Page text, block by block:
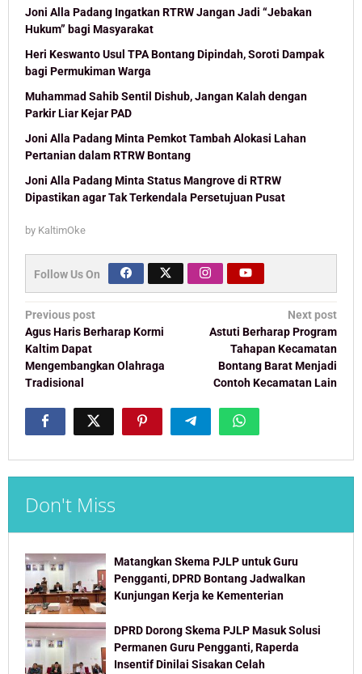
Joni Alla Padang Ingatkan RTRW Jangan Jadi “Jebakan
Hukum” bagi Masyarakat
Heri Keswanto Usul TPA Bontang Dipindah, Soroti Dampak
bagi Permukiman Warga
Muhammad Sahib Sentil Dishub, Jangan Kalah dengan
Parkir Liar Kejar PAD
Joni Alla Padang Minta Pemkot Tambah Alokasi Lahan
Pertanian dalam RTRW Bontang
Joni Alla Padang Minta Status Mangrove di RTRW
Dipastikan agar Tak Terkendala Persetujuan Pusat
by KaltimOke
Follow Us On
Post
navigation
Previous post
Agus Haris Berharap Kormi
Kaltim Dapat
Mengembangkan Olahraga
Tradisional
Next post
Astuti Berharap Program
Tahapan Kecamatan
Bontang Barat Menjadi
Contoh Kecamatan Lain
Don't Miss
Matangkan Skema PJLP untuk Guru
Pengganti, DPRD Bontang Jadwalkan
Kunjungan Kerja ke Kementerian
DPRD Dorong Skema PJLP Masuk Solusi
Permanen Guru Pengganti, Raperda
Insentif Dinilai Sisakan Celah